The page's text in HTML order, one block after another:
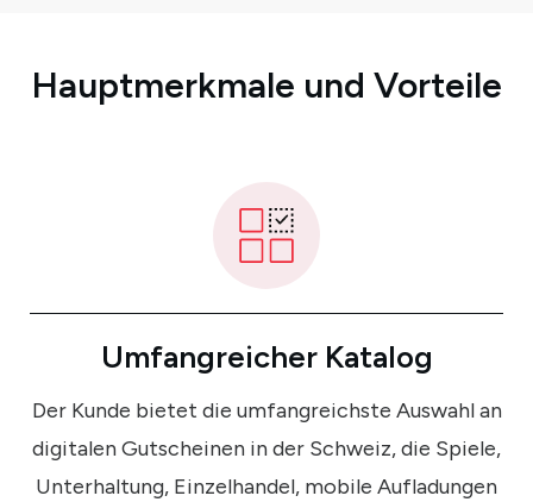
Hauptmerkmale und Vorteile
Umfangreicher Katalog
Der Kunde bietet die umfangreichste Auswahl an
digitalen Gutscheinen in der Schweiz, die Spiele,
Unterhaltung, Einzelhandel, mobile Aufladungen